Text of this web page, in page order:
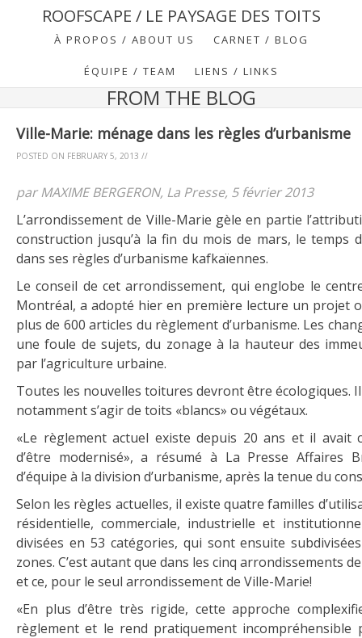
ROOFSCAPE / LE PAYSAGE DES TOITS
À PROPOS / ABOUT US CARNET / BLOG
ÉQUIPE / TEAM LIENS / LINKS
FROM THE BLOG
Ville-Marie: ménage dans les règles d’urbanisme
POSTED ON FEBRUARY 5, 2013 //
par MAXIME BERGERON, La Presse, 5 février 2013
L’arrondissement de Ville-Marie gèle en partie
construction jusqu’à la fin du mois de mars, le temps
dans ses règles d’urbanisme kafkaïennes.
Le conseil de cet arrondissement, qui englobe le
Montréal, a adopté hier en première lecture un projet
plus de 600 articles du règlement d’urbanisme. Les
une foule de sujets, du zonage à la hauteur des
par l’agriculture urbaine.
Toutes les nouvelles toitures devront être écologiques.
notamment s’agir de toits «blancs» ou végétaux.
«Le règlement actuel existe depuis 20 ans et il avait
d’être modernisé», a résumé à La Presse Affaires
d’équipe à la division d’urbanisme, après la tenue du
Selon les règles actuelles, il existe quatre familles
résidentielle, commerciale, industrielle et
divisées en 53 catégories, qui sont ensuite
zones. C’est autant que dans les cinq arrondissements
et ce, pour le seul arrondissement de Ville-Marie!
«En plus d’être très rigide, cette approche
règlement et le rend pratiquement incompréhensible